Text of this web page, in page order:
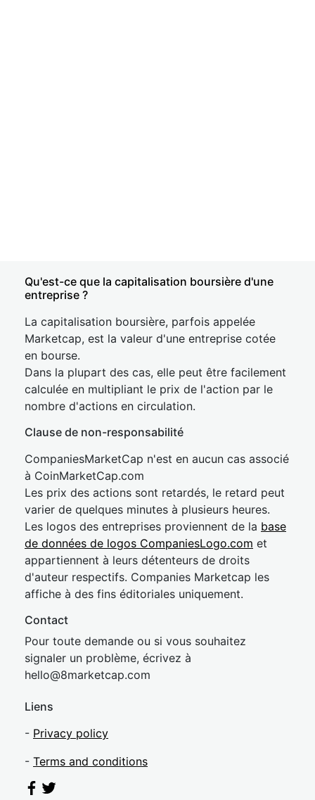
Qu'est-ce que la capitalisation boursière d'une
entreprise ?
La capitalisation boursière, parfois appelée
Marketcap, est la valeur d'une entreprise cotée
en bourse.
Dans la plupart des cas, elle peut être facilement
calculée en multipliant le prix de l'action par le
nombre d'actions en circulation.
Clause de non-responsabilité
CompaniesMarketCap n'est en aucun cas associé
à CoinMarketCap.com
Les prix des actions sont retardés, le retard peut
varier de quelques minutes à plusieurs heures.
Les logos des entreprises proviennent de la base
de données de logos CompaniesLogo.com et
appartiennent à leurs détenteurs de droits
d'auteur respectifs. Companies Marketcap les
affiche à des fins éditoriales uniquement.
Contact
Pour toute demande ou si vous souhaitez
signaler un problème, écrivez à
hello@8marketcap.com
Liens
- Privacy policy
- Terms and conditions